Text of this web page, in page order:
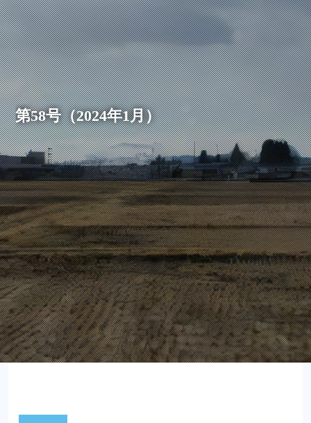
第58号（2024年1月）